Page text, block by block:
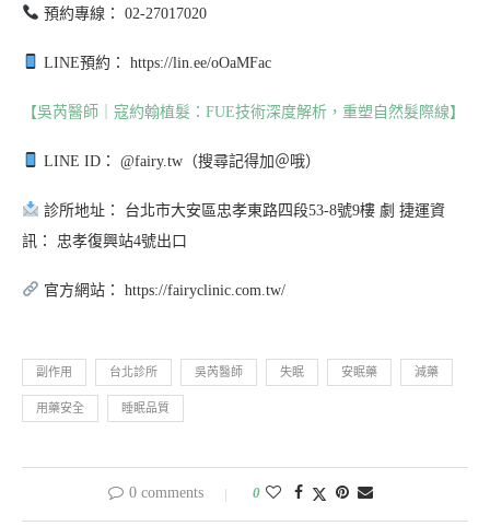
預約專線： 02-27017020
LINE預約： https://lin.ee/oOaMFac
【吳芮醫師｜寇約翰植髮：FUE技術深度解析，重塑自然髮際線】
LINE ID： @fairy.tw（搜尋記得加＠哦）
診所地址： 台北市大安區忠孝東路四段53-8號9樓 劇 捷運資
訊： 忠孝復興站4號出口
官方網站： https://fairyclinic.com.tw/
副作用 台北診所 吳芮醫師 失眠 安眠藥 減藥
用藥安全 睡眠品質
0 comments 0